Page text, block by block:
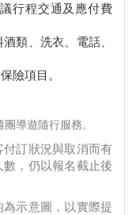
行程交通及應付費
類、洗衣、電話、
險項目。
導遊隨行服務。
訂狀況與取消而有
，仍以報名截止後
示意圖，以實際提